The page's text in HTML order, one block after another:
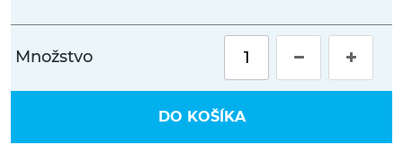
Množstvo
DO KOŠÍKA